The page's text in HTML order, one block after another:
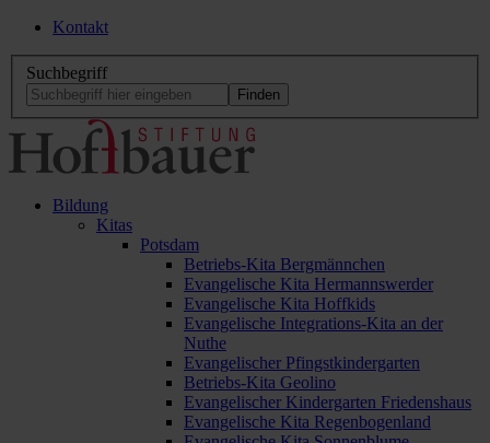
Kontakt
Suchbegriff
Bildung
Kitas
Potsdam
Betriebs-Kita Bergmännchen
Evangelische Kita Hermannswerder
Evangelische Kita Hoffkids
Evangelische Integrations-Kita an der
Nuthe
Evangelischer Pfingstkindergarten
Betriebs-Kita Geolino
Evangelischer Kindergarten Friedenshaus
Evangelische Kita Regenbogenland